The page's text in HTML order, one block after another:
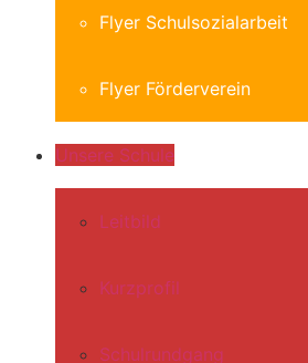
Flyer Schulsozialarbeit
Flyer Förderverein
Unsere Schule
Leitbild
Kurzprofil
Schulrundgang